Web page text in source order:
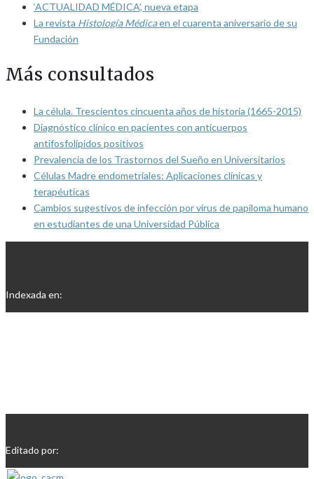
‘ACTUALIDAD MÉDICA’, nueva etapa
La revista Histología Médicaen el cuarenta aniversario de su
Fundación
Más consultados
La célula. Trescientos cincuenta años de historia (1665-2015)
Diagnóstico clínico en pacientes con anticuerpos
antifosfolípidos positivos
Prevalencia de los Trastornos del Sueño en Universitarios
Células Madre endometriales: Aplicaciones clínicas y
terapéuticas
Cambios sugestivos de infección por virus de papiloma humano
en estudiantes de una Universidad Pública
Indexada en:
Editado por: